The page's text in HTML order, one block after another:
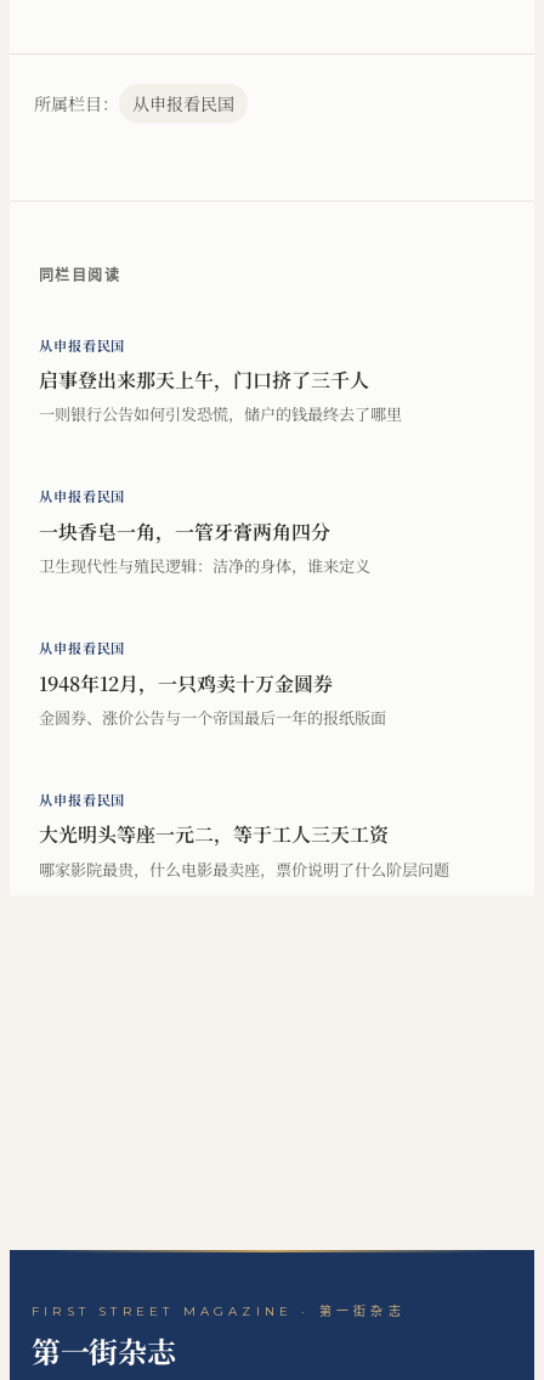
所属栏目： 从申报看民国
同栏目阅读
从申报看民国
启事登出来那天上午，门口挤了三千人
一则银行公告如何引发恐慌，储户的钱最终去了哪里
从申报看民国
一块香皂一角，一管牙膏两角四分
卫生现代性与殖民逻辑：洁净的身体，谁来定义
从申报看民国
1948年12月，一只鸡卖十万金圆券
金圆券、涨价公告与一个帝国最后一年的报纸版面
从申报看民国
大光明头等座一元二，等于工人三天工资
哪家影院最贵，什么电影最卖座，票价说明了什么阶层问题
FIRST STREET MAGAZINE · 第一街杂志
第一街杂志